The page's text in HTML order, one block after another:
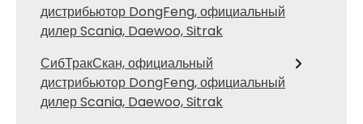
дистрибьютор DongFeng, официальный
дилер Scania, Daewoo, Sitrak
СибТракСкан, официальный
дистрибьютор DongFeng, официальный
дилер Scania, Daewoo, Sitrak